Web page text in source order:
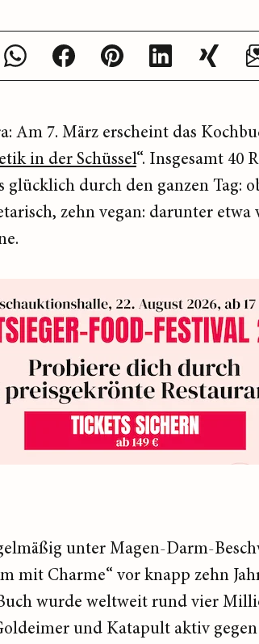
Am 7. März erscheint das
in der Schüssel“. Insgesamt 40
glücklich durch den ganzen Tag:
zehn vegan: darunter
unter Magen-Darm-
mit Charme“ vor knapp zehn
wurde weltweit rund vier
und Katapult aktiv